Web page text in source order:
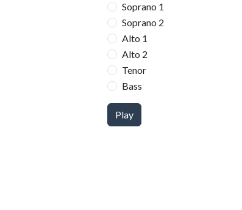
Soprano 1
Soprano 2
Alto 1
Alto 2
Tenor
Bass
Play